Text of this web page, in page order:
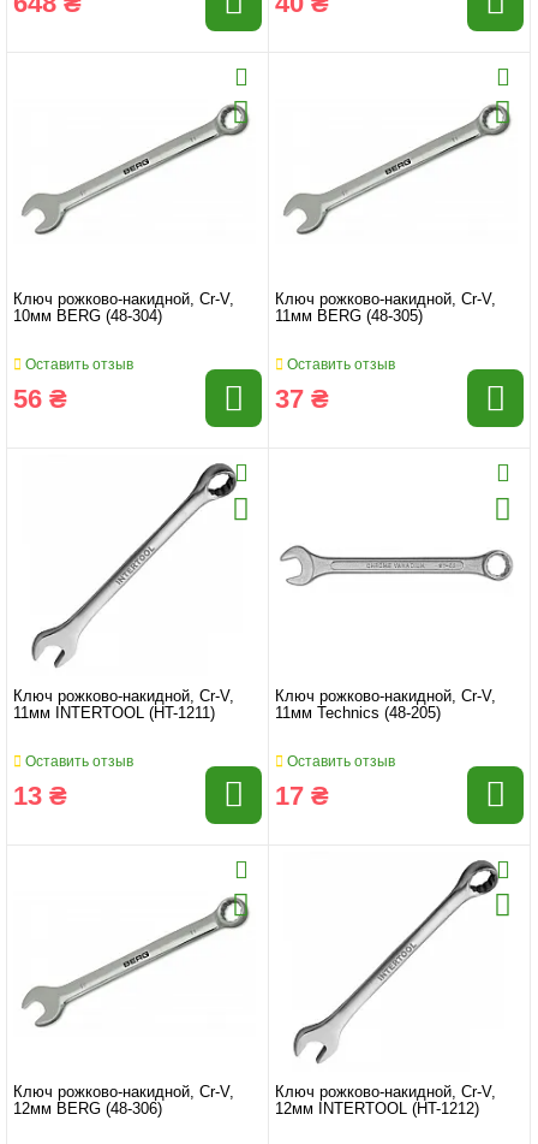
Ключ рожково-накидной, Cr-V,
10мм BERG (48-304)
Оставить отзыв
56 ₴
Ключ рожково-накидной, Cr-V,
11мм BERG (48-305)
Оставить отзыв
37 ₴
Ключ рожково-накидной, Cr-V,
11мм INTERTOOL (HT-1211)
Оставить отзыв
13 ₴
Ключ рожково-накидной, Cr-V,
11мм Technics (48-205)
Оставить отзыв
17 ₴
Ключ рожково-накидной, Cr-V,
12мм BERG (48-306)
Ключ рожково-накидной, Cr-V,
12мм INTERTOOL (HT-1212)